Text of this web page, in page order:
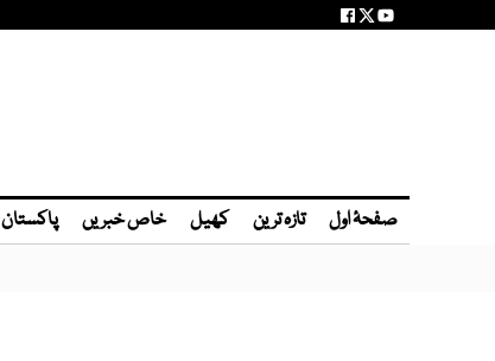
صفحۂ اول تازہ ترین کھیل خاص خبریں پاکستان